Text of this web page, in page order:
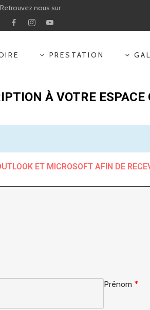
Retrouvez nous sur :
PRESTATION
À VOTRE
ET MICROSOFT AFIN DE
Prénom *